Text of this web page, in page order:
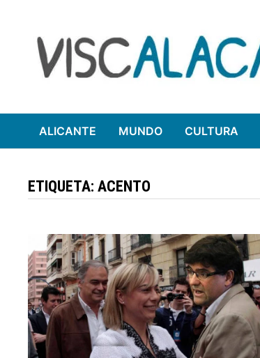
contenido
ALICANTE MUNDO CULTURA
ETIQUETA:ACENTO